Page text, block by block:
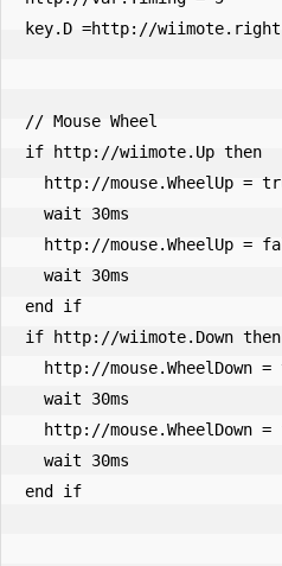
key.D =http://wiimote.right
// Mouse Wheel
if http://wiimote.Up then
end if
if http://wiimote.Down then
end if